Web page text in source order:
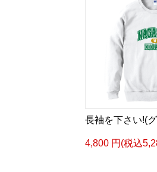
長袖を下さい!(
4,800 円(税込